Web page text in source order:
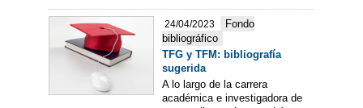
24/04/2023
Fondo
bibliográfico
TFG y TFM: bibliografía
sugerida
A lo largo de la carrera
académica e investigadora de